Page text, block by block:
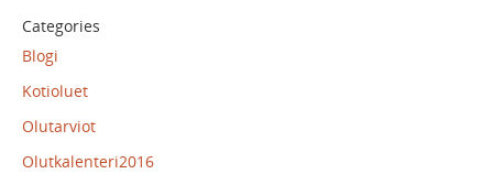
Categories
Blogi
Kotioluet
Olutarviot
Olutkalenteri2016